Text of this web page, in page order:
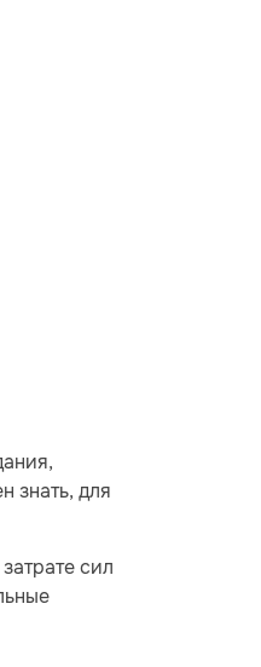
знать, для
сил